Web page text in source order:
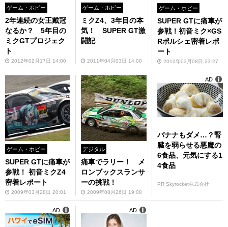
ゲーム・ホビー
2年連続の女王戴冠
なるか？ 5年目の
ミクGTプロジェク
ト
2012年02月17日 14:00
ゲーム・ホビー
ミクZ4、3年目の本
気！ SUPER GT激
闘記
2011年04月03日 14:00
ゲーム・ホビー
SUPER GTに痛車が
参戦！初音ミク×GS
Rポルシェ密着レポ
ート
2010年03月08日 23:27
ゲーム・ホビー
SUPER GTに痛車が
参戦！ 初音ミクZ4
密着レポート
2009年03月28日 20:01
デジタル
痛車でラリー！ メ
ロンブックスランサ
ーの挑戦！
2009年08月26日 19:08
バナナもダメ…？腎
臓を弱らせる悪魔の
6食品、元気にする1
4食品
PR Skyrocket株式会社
AD
AD AD